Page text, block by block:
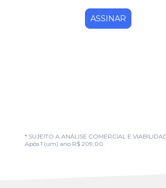
ASSINAR
* SUJEITO A ANÁLISE COMERCIAL E
Após 1 (um) ano R$ 209,00.